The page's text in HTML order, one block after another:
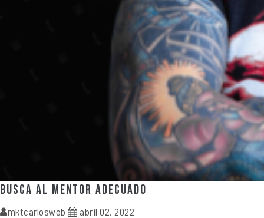
Busca al mentor adecuado
mktcarlosweb
abril 02, 2022